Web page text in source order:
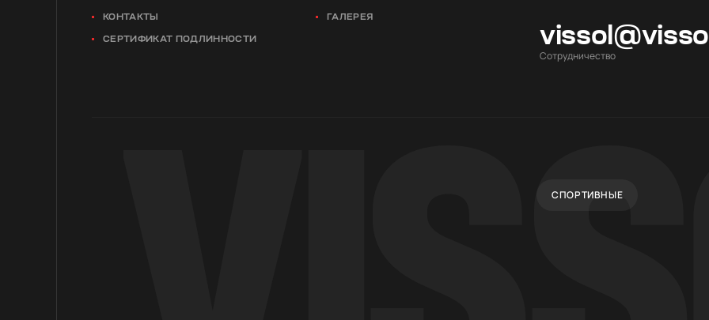
КОНТАКТЫ ГАЛЕРЕЯ
СЕРТИФИКАТ ПОДЛИННОСТИ
Cотрудничество
СПОРТИВНЫЕ